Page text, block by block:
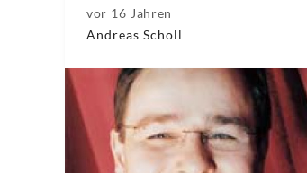
vor 16 Jahren
Andreas Scholl